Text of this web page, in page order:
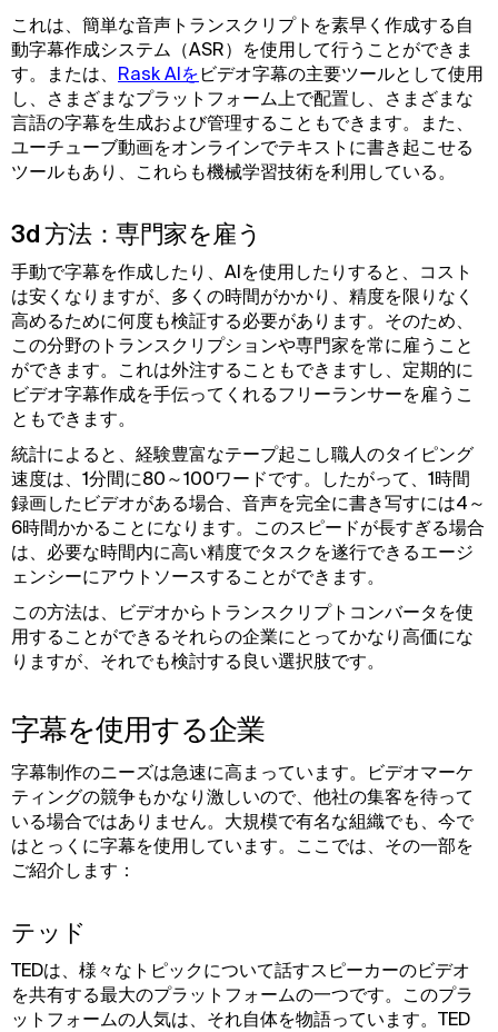
これは、簡単な音声トランスクリプトを素早く作成する自
動字幕作成システム（ASR）を使用して行うことができま
す。または、 Rask AIを ビデオ字幕の主要ツールとして使用
し、さまざまなプラットフォーム上で配置し、さまざまな
言語の字幕を生成および管理することもできます。また、
ユーチューブ動画をオンラインでテキストに書き起こせる
ツールもあり、これらも機械学習技術を利用している。
3d 方法：専門家を雇う
手動で字幕を作成したり、AIを使用したりすると、コスト
は安くなりますが、多くの時間がかかり、精度を限りなく
高めるために何度も検証する必要があります。そのため、
この分野のトランスクリプションや専門家を常に雇うこと
ができます。これは外注することもできますし、定期的に
ビデオ字幕作成を手伝ってくれるフリーランサーを雇うこ
ともできます。
統計によると、経験豊富なテープ起こし職人のタイピング
速度は、1分間に80～100ワードです。したがって、1時間
録画したビデオがある場合、音声を完全に書き写すには4～
6時間かかることになります。このスピードが長すぎる場合
は、必要な時間内に高い精度でタスクを遂行できるエージ
ェンシーにアウトソースすることができます。
この方法は、ビデオからトランスクリプトコンバータを使
用することができるそれらの企業にとってかなり高価にな
りますが、それでも検討する良い選択肢です。
字幕を使用する企業
字幕制作のニーズは急速に高まっています。ビデオマーケ
ティングの競争もかなり激しいので、他社の集客を待って
いる場合ではありません。大規模で有名な組織でも、今で
はとっくに字幕を使用しています。ここでは、その一部を
ご紹介します：
テッド
TEDは、様々なトピックについて話すスピーカーのビデオ
を共有する最大のプラットフォームの一つです。このプラ
ットフォームの人気は、それ自体を物語っています。TED